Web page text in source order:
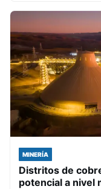
MINERÍA
Distritos de
potencial a nivel